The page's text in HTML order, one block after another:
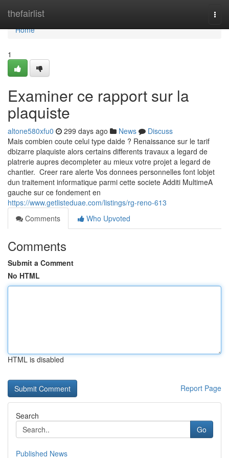
thefairlist
Home
Home
1
Examiner ce rapport sur la
plaquiste
altone580xfu0 299 days ago News
Discuss
Mais combien coute celui type daide ? Renaissance sur le tarif
dbizarre plaquiste alors certains differents travaux a legard de
platrerie aupres decompleter au mieux votre projet a legard de
chantier. Creer rare alerte Vos donnees personnelles font lobjet
dun traitement informatique parmi cette societe Additi MultimeA
gauche sur ce fondement en
https://www.getlisteduae.com/listings/rg-reno-613
Comments
Who Upvoted
Comments
Submit a Comment
No HTML
HTML is disabled
Report Page
Search
Go
Published News